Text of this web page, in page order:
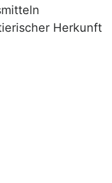
Herkunft